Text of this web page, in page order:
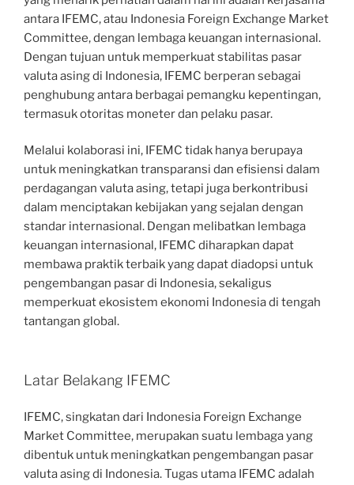
antara IFEMC, atau Indonesia Foreign Exchange Market
Committee, dengan lembaga keuangan internasional.
Dengan tujuan untuk memperkuat stabilitas pasar
valuta asing di Indonesia, IFEMC berperan sebagai
penghubung antara berbagai pemangku kepentingan,
termasuk otoritas moneter dan pelaku pasar.
Melalui kolaborasi ini, IFEMC tidak hanya berupaya
untuk meningkatkan transparansi dan efisiensi dalam
perdagangan valuta asing, tetapi juga berkontribusi
dalam menciptakan kebijakan yang sejalan dengan
standar internasional. Dengan melibatkan lembaga
keuangan internasional, IFEMC diharapkan dapat
membawa praktik terbaik yang dapat diadopsi untuk
pengembangan pasar di Indonesia, sekaligus
memperkuat ekosistem ekonomi Indonesia di tengah
tantangan global.
Latar Belakang IFEMC
IFEMC, singkatan dari Indonesia Foreign Exchange
Market Committee, merupakan suatu lembaga yang
dibentuk untuk meningkatkan pengembangan pasar
valuta asing di Indonesia. Tugas utama IFEMC adalah